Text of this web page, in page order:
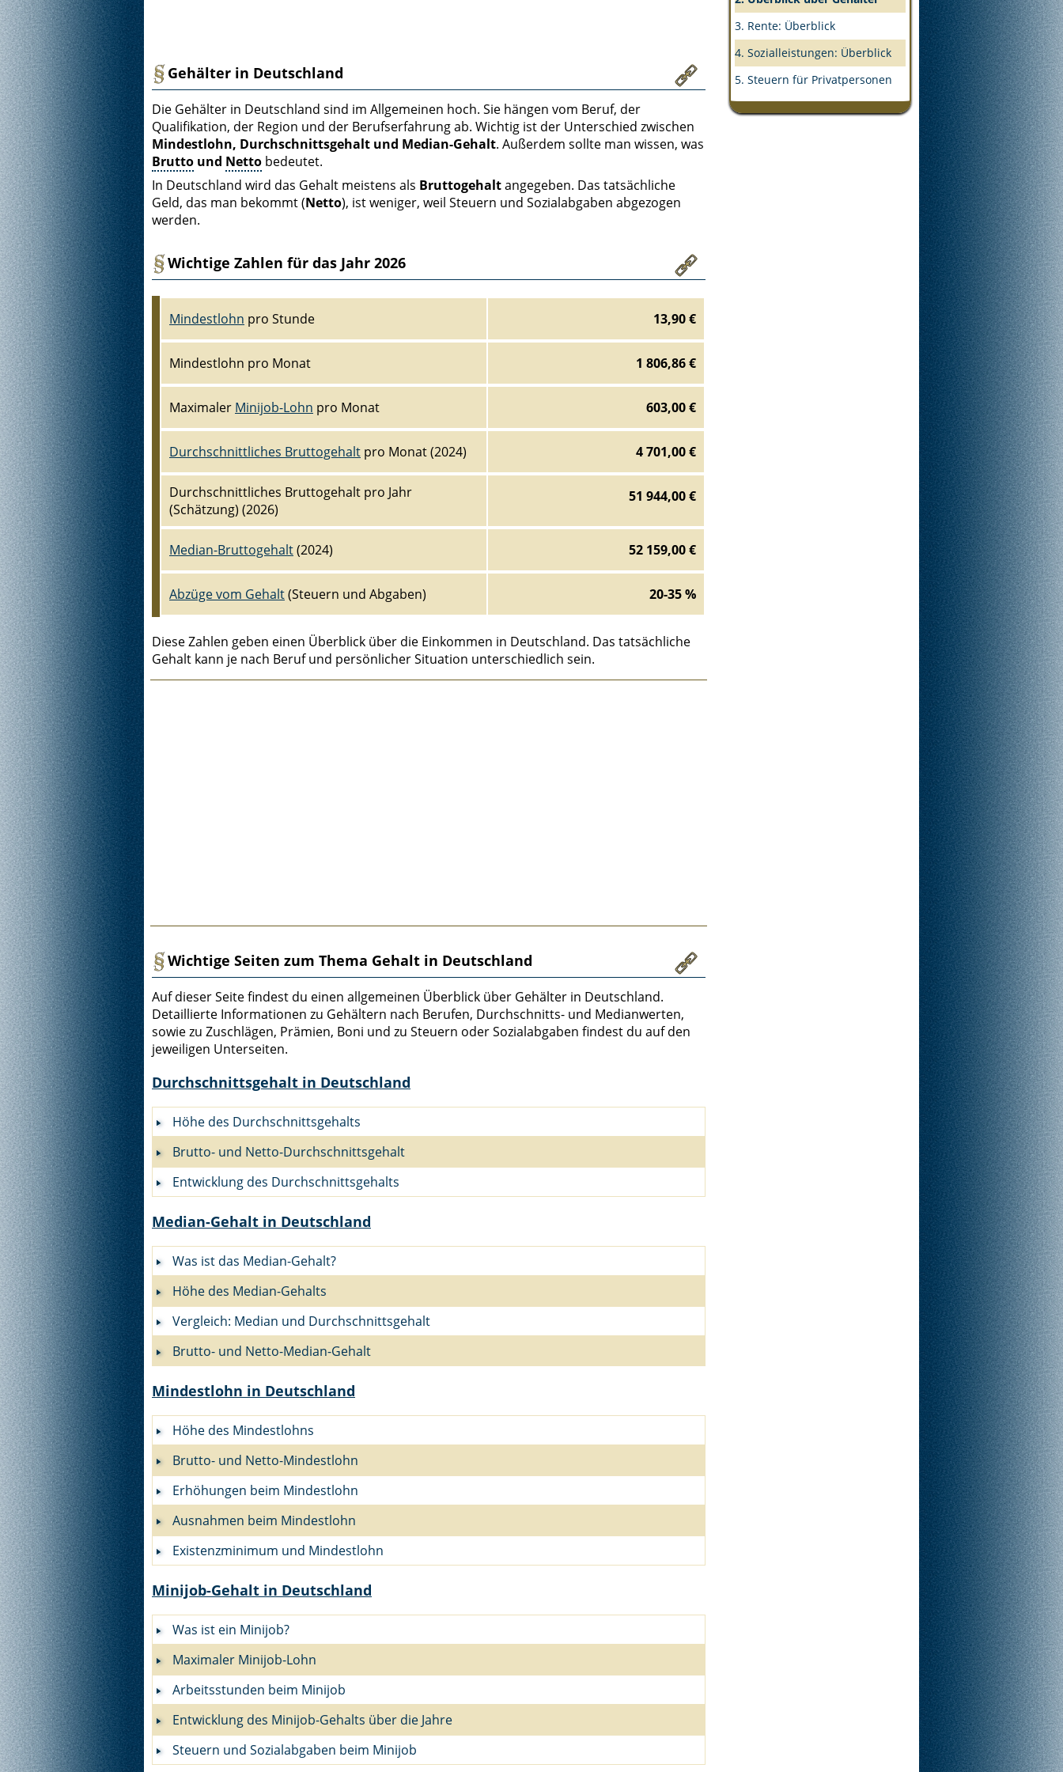
Gehälter in Deutschland
Die Gehälter in Deutschland sind im Allgemeinen hoch. Sie hängen vom Beruf, der
Qualifikation, der Region und der Berufserfahrung ab. Wichtig ist der Unterschied zwischen
Mindestlohn, Durchschnittsgehalt und Median-Gehalt. Außerdem sollte man wissen, was
Brutto und Netto bedeutet.
In Deutschland wird das Gehalt meistens als Bruttogehaltangegeben. Das tatsächliche
Geld, das man bekommt (Netto), ist weniger, weil Steuern und Sozialabgaben abgezogen
werden.
Wichtige Zahlen für das Jahr 2026
Mindestlohn pro Stunde 13,90 €
Mindestlohn pro Monat 1 806,86 €
Maximaler Minijob-Lohn pro Monat 603,00 €
Durchschnittliches Bruttogehalt pro Monat (2024) 4 701,00 €
Durchschnittliches Bruttogehalt pro Jahr
(Schätzung) (2026)
51 944,00 €
Median-Bruttogehalt(2024) 52 159,00 €
Abzüge vom Gehalt(Steuern und Abgaben) 20-35 %
Diese Zahlen geben einen Überblick über die Einkommen in Deutschland. Das tatsächliche
Gehalt kann je nach Beruf und persönlicher Situation unterschiedlich sein.
Wichtige Seiten zum Thema Gehalt in Deutschland
Auf dieser Seite findest du einen allgemeinen Überblick über Gehälter in Deutschland.
Detaillierte Informationen zu Gehältern nach Berufen, Durchschnitts- und Medianwerten,
sowie zu Zuschlägen, Prämien, Boni und zu Steuern oder Sozialabgaben findest du auf den
jeweiligen Unterseiten.
Durchschnittsgehalt in Deutschland
Höhe des Durchschnittsgehalts
Brutto- und Netto-Durchschnittsgehalt
Entwicklung des Durchschnittsgehalts
Median-Gehalt in Deutschland
Was ist das Median-Gehalt?
Höhe des Median-Gehalts
Vergleich: Median und Durchschnittsgehalt
Brutto- und Netto-Median-Gehalt
Mindestlohn in Deutschland
Höhe des Mindestlohns
Brutto- und Netto-Mindestlohn
Erhöhungen beim Mindestlohn
Ausnahmen beim Mindestlohn
Existenzminimum und Mindestlohn
Minijob-Gehalt in Deutschland
Was ist ein Minijob?
Maximaler Minijob-Lohn
Arbeitsstunden beim Minijob
Entwicklung des Minijob-Gehalts über die Jahre
Steuern und Sozialabgaben beim Minijob
3. Rente: Überblick
4. Sozialleistungen: Überblick
5. Steuern für Privatpersonen